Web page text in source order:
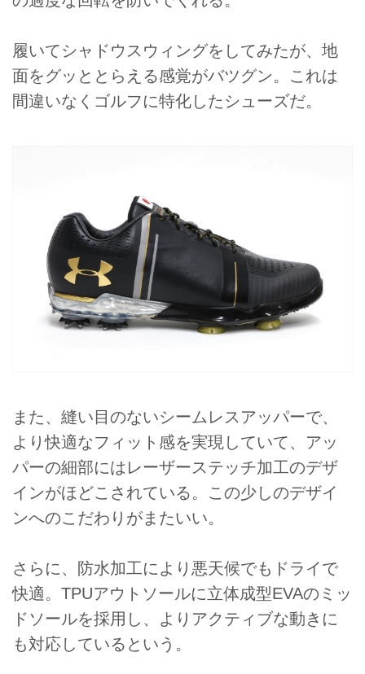
履いてシャドウスウィングをしてみたが、地
面をグッととらえる感覚がバツグン。これは
間違いなくゴルフに特化したシューズだ。
また、縫い目のないシームレスアッパーで、
より快適なフィット感を実現していて、アッ
パーの細部にはレーザーステッチ加工のデザ
インがほどこされている。この少しのデザイ
ンへのこだわりがまたいい。
さらに、防水加工により悪天候でもドライで
快適。TPUアウトソールに立体成型EVAのミッ
ドソールを採用し、よりアクティブな動きに
も対応しているという。